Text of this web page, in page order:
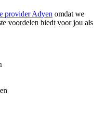
provider Adyen omdat we
voordelen biedt voor jou als